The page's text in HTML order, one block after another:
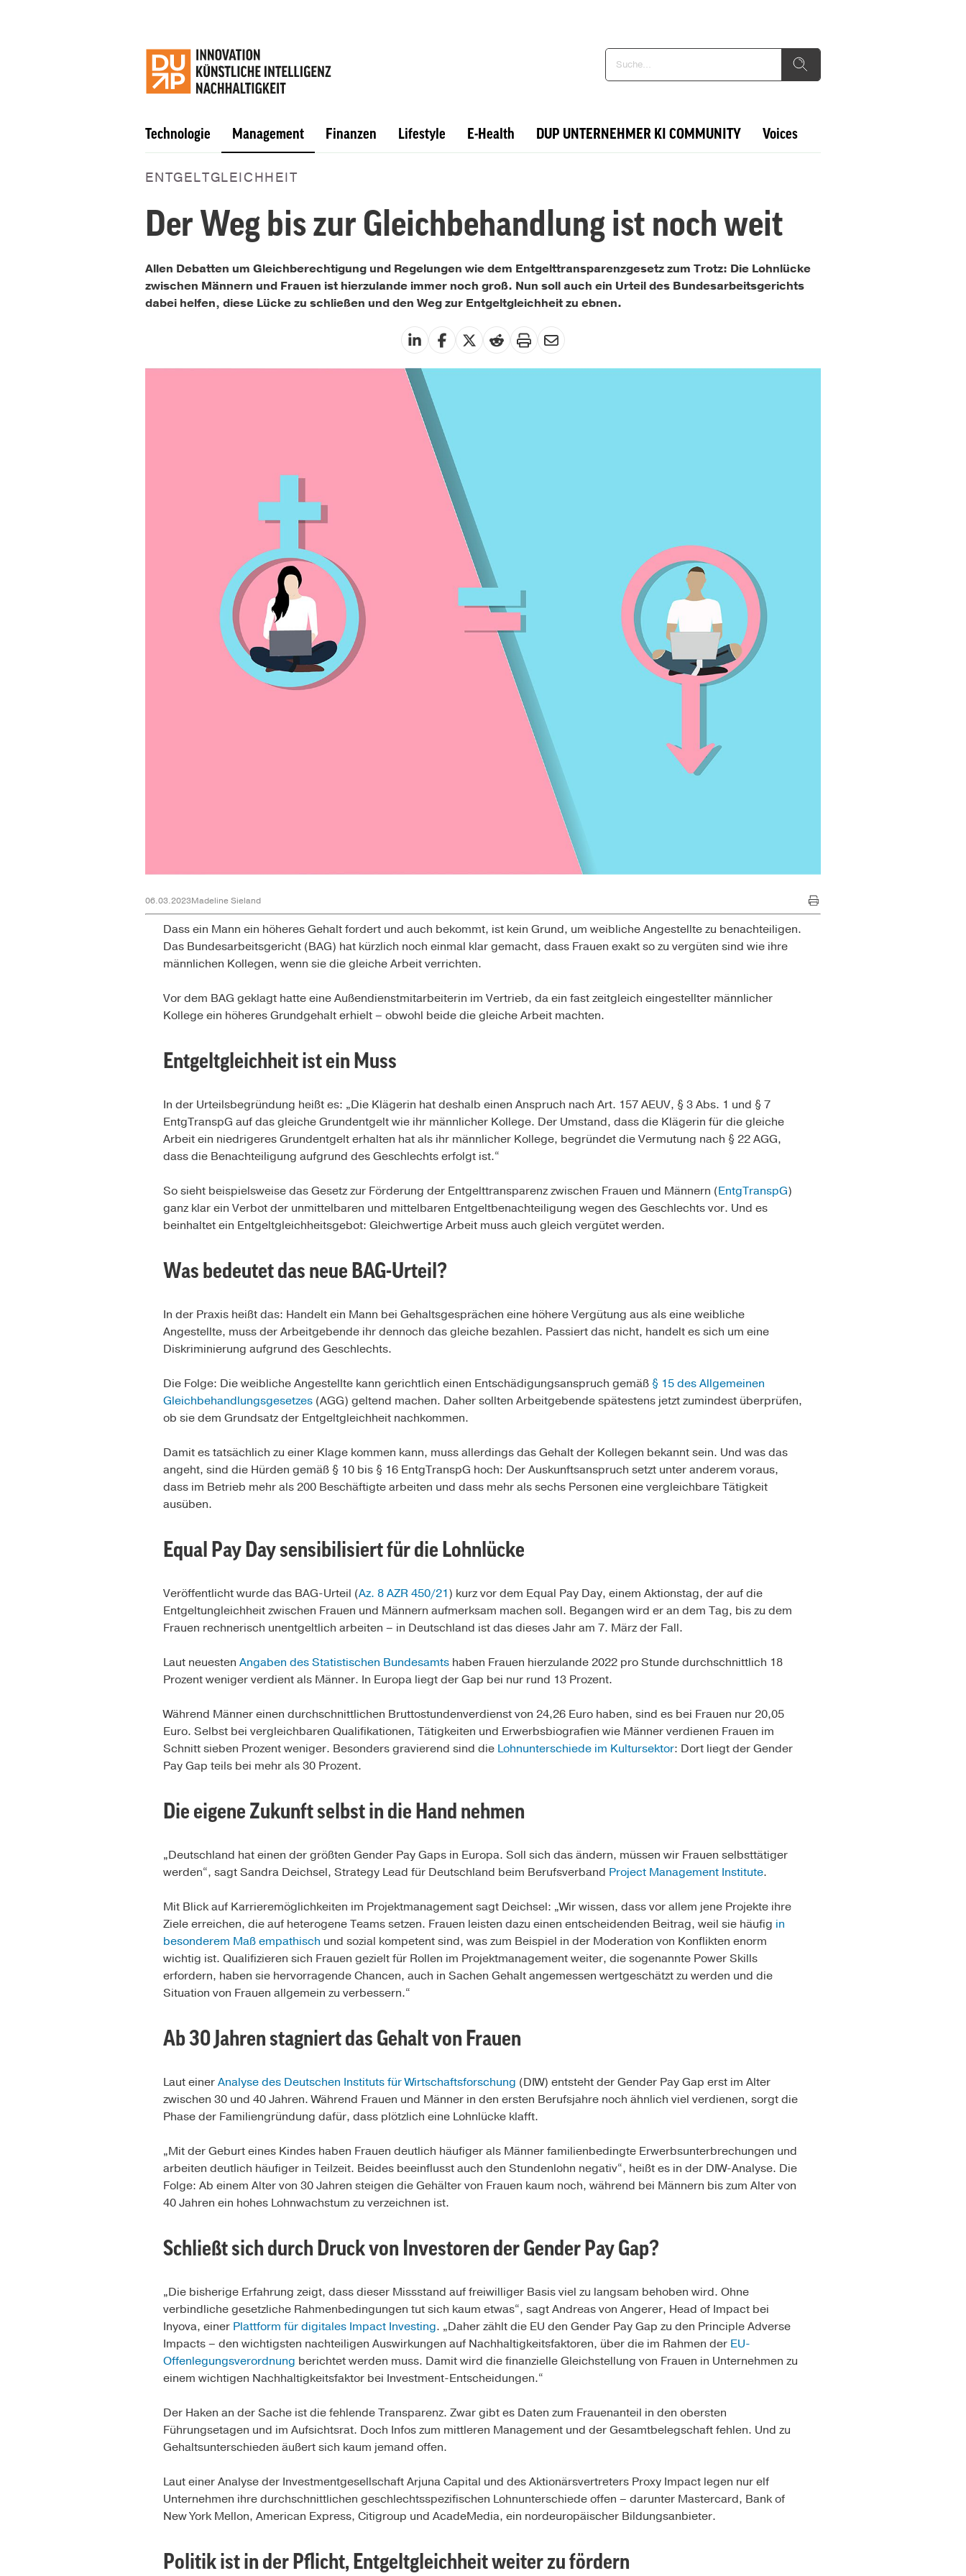
Technologie Management Finanzen Lifestyle E-Health DUP UNTERNEHMER KI COMMUNITY Voices
ENTGELTGLEICHHEIT
Der Weg bis zur Gleichbehandlung ist noch weit
Allen Debatten um Gleichberechtigung und Regelungen wie dem Entgelttransparenzgesetz zum Trotz: Die Lohnlücke
zwischen Männern und Frauen ist hierzulande immer noch groß. Nun soll auch ein Urteil des Bundesarbeitsgerichts
dabei helfen, diese Lücke zu schließen und den Weg zur Entgeltgleichheit zu ebnen.
06.03.2023Madeline Sieland
Dass ein Mann ein höheres Gehalt fordert und auch bekommt, ist kein Grund, um weibliche Angestellte zu benachteiligen.
Das Bundesarbeitsgericht (BAG) hat kürzlich noch einmal klar gemacht, dass Frauen exakt so zu vergüten sind wie ihre
männlichen Kollegen, wenn sie die gleiche Arbeit verrichten.
Vor dem BAG geklagt hatte eine Außendienstmitarbeiterin im Vertrieb, da ein fast zeitgleich eingestellter männlicher
Kollege ein höheres Grundgehalt erhielt – obwohl beide die gleiche Arbeit machten.
Entgeltgleichheit ist ein Muss
In der Urteilsbegründung heißt es: „Die Klägerin hat deshalb einen Anspruch nach Art. 157 AEUV, § 3 Abs. 1 und § 7
EntgTranspG auf das gleiche Grundentgelt wie ihr männlicher Kollege. Der Umstand, dass die Klägerin für die gleiche
Arbeit ein niedrigeres Grundentgelt erhalten hat als ihr männlicher Kollege, begründet die Vermutung nach § 22 AGG,
dass die Benachteiligung aufgrund des Geschlechts erfolgt ist.“
So sieht beispielsweise das Gesetz zur Förderung der Entgelttransparenz zwischen Frauen und Männern (EntgTranspG)
ganz klar ein Verbot der unmittelbaren und mittelbaren Entgeltbenachteiligung wegen des Geschlechts vor. Und es
beinhaltet ein Entgeltgleichheitsgebot: Gleichwertige Arbeit muss auch gleich vergütet werden.
Was bedeutet das neue BAG-Urteil?
In der Praxis heißt das: Handelt ein Mann bei Gehaltsgesprächen eine höhere Vergütung aus als eine weibliche
Angestellte, muss der Arbeitgebende ihr dennoch das gleiche bezahlen. Passiert das nicht, handelt es sich um eine
Diskriminierung aufgrund des Geschlechts.
Die Folge: Die weibliche Angestellte kann gerichtlich einen Entschädigungsanspruch gemäß § 15 des Allgemeinen
Gleichbehandlungsgesetzes (AGG) geltend machen. Daher sollten Arbeitgebende spätestens jetzt zumindest überprüfen,
ob sie dem Grundsatz der Entgeltgleichheit nachkommen.
Damit es tatsächlich zu einer Klage kommen kann, muss allerdings das Gehalt der Kollegen bekannt sein. Und was das
angeht, sind die Hürden gemäß § 10 bis § 16 EntgTranspG hoch: Der Auskunftsanspruch setzt unter anderem voraus,
dass im Betrieb mehr als 200 Beschäftigte arbeiten und dass mehr als sechs Personen eine vergleichbare Tätigkeit
ausüben.
Equal Pay Day sensibilisiert für die Lohnlücke
Veröffentlicht wurde das BAG-Urteil (Az. 8 AZR 450/21) kurz vor dem Equal Pay Day, einem Aktionstag, der auf die
Entgeltungleichheit zwischen Frauen und Männern aufmerksam machen soll. Begangen wird er an dem Tag, bis zu dem
Frauen rechnerisch unentgeltlich arbeiten – in Deutschland ist das dieses Jahr am 7. März der Fall.
Laut neuesten Angaben des Statistischen Bundesamts haben Frauen hierzulande 2022 pro Stunde durchschnittlich 18
Prozent weniger verdient als Männer. In Europa liegt der Gap bei nur rund 13 Prozent.
Während Männer einen durchschnittlichen Bruttostundenverdienst von 24,26 Euro haben, sind es bei Frauen nur 20,05
Euro. Selbst bei vergleichbaren Qualifikationen, Tätigkeiten und Erwerbsbiografien wie Männer verdienen Frauen im
Schnitt sieben Prozent weniger. Besonders gravierend sind die Lohnunterschiede im Kultursektor: Dort liegt der Gender
Pay Gap teils bei mehr als 30 Prozent.
Die eigene Zukunft selbst in die Hand nehmen
„Deutschland hat einen der größten Gender Pay Gaps in Europa. Soll sich das ändern, müssen wir Frauen selbsttätiger
werden“, sagt Sandra Deichsel, Strategy Lead für Deutschland beim Berufsverband Project Management Institute.
Mit Blick auf Karrieremöglichkeiten im Projektmanagement sagt Deichsel: „Wir wissen, dass vor allem jene Projekte ihre
Ziele erreichen, die auf heterogene Teams setzen. Frauen leisten dazu einen entscheidenden Beitrag, weil sie häufig in
besonderem Maß empathisch und sozial kompetent sind, was zum Beispiel in der Moderation von Konflikten enorm
wichtig ist. Qualifizieren sich Frauen gezielt für Rollen im Projektmanagement weiter, die sogenannte Power Skills
erfordern, haben sie hervorragende Chancen, auch in Sachen Gehalt angemessen wertgeschätzt zu werden und die
Situation von Frauen allgemein zu verbessern.“
Ab 30 Jahren stagniert das Gehalt von Frauen
Laut einerAnalyse des Deutschen Instituts für Wirtschaftsforschung (DIW) entsteht der Gender Pay Gap erst im Alter
zwischen 30 und 40 Jahren. Während Frauen und Männer in den ersten Berufsjahre noch ähnlich viel verdienen, sorgt die
Phase der Familiengründung dafür, dass plötzlich eine Lohnlücke klafft.
„Mit der Geburt eines Kindes haben Frauen deutlich häufiger als Männer familienbedingte Erwerbsunterbrechungen und
arbeiten deutlich häufiger in Teilzeit. Beides beeinflusst auch den Stundenlohn negativ“, heißt es in der DIW-Analyse. Die
Folge: Ab einem Alter von 30 Jahren steigen die Gehälter von Frauen kaum noch, während bei Männern bis zum Alter von
40 Jahren ein hohes Lohnwachstum zu verzeichnen ist.
Schließt sich durch Druck von Investoren der Gender Pay Gap?
„Die bisherige Erfahrung zeigt, dass dieser Missstand auf freiwilliger Basis viel zu langsam behoben wird. Ohne
verbindliche gesetzliche Rahmenbedingungen tut sich kaum etwas“, sagt Andreas von Angerer, Head of Impact bei
Inyova, einer Plattform für digitales Impact Investing. „Daher zählt die EU den Gender Pay Gap zu den Principle Adverse
Impacts – den wichtigsten nachteiligen Auswirkungen auf Nachhaltigkeitsfaktoren, über die im Rahmen der EU-
Offenlegungsverordnung berichtet werden muss. Damit wird die finanzielle Gleichstellung von Frauen in Unternehmen zu
einem wichtigen Nachhaltigkeitsfaktor bei Investment-Entscheidungen.“
Der Haken an der Sache ist die fehlende Transparenz. Zwar gibt es Daten zum Frauenanteil in den obersten
Führungsetagen und im Aufsichtsrat. Doch Infos zum mittleren Management und der Gesamtbelegschaft fehlen. Und zu
Gehaltsunterschieden äußert sich kaum jemand offen.
Laut einer Analyse der Investmentgesellschaft Arjuna Capital und des Aktionärsvertreters Proxy Impact legen nur elf
Unternehmen ihre durchschnittlichen geschlechtsspezifischen Lohnunterschiede offen – darunter Mastercard, Bank of
New York Mellon, American Express, Citigroup und AcadeMedia, ein nordeuropäischer Bildungsanbieter.
Politik ist in der Pflicht, Entgeltgleichheit weiter zu fördern